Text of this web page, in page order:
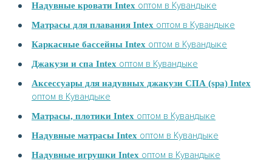
Надувные кровати Intex оптом в Кувандыке
Матрасы для плавания Intex оптом в Кувандыке
Каркасные бассейны Intex оптом в Кувандыке
Джакузи и спа Intex оптом в Кувандыке
Аксессуары для надувных джакузи СПА (spa) Intex
оптом в Кувандыке
Матрасы, плотики Intex оптом в Кувандыке
Надувные матрасы Intex оптом в Кувандыке
Надувные игрушки Intex оптом в Кувандыке